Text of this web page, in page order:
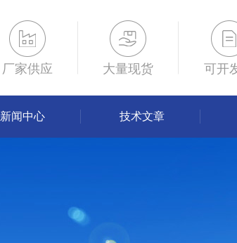
厂家供应 大量现货 可开
新闻中心 技术文章